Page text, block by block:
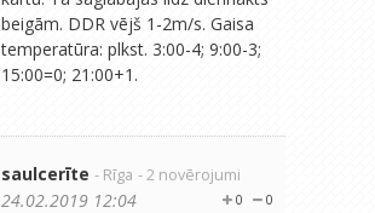
beigām. DDR vējš 1-2m/s. Gaisa
temperatūra: plkst. 3:00-4; 9:00-3;
15:00=0; 21:00+1.
saulcerīte - Rīga - 2 novērojumi
0
0
24.02.2019 12:04